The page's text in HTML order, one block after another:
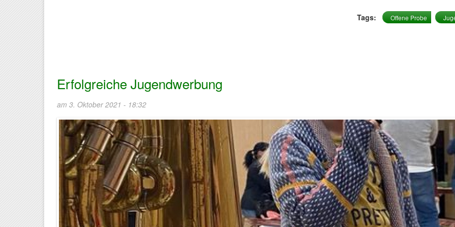
Tags: Offene Probe
Erfolgreiche Jugendwerbung
am 3. Oktober 2021 - 18:32